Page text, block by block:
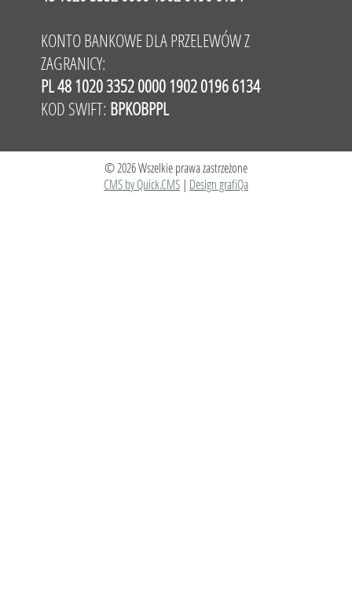
KONTO BANKOWE DLA PRZELEWÓW Z
ZAGRANICY:
PL 48 1020 3352 0000 1902 0196 6134
KOD SWIFT: BPKOBPPL
© 2026 Wszelkie prawa zastrzeżone
CMS by Quick.CMS | Design grafiQa